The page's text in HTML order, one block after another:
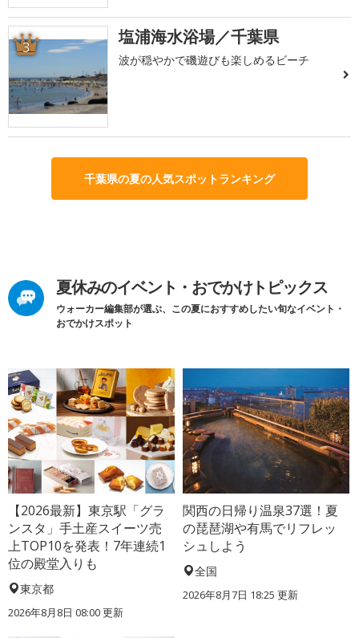
3 塩浦海水浴場／千葉県
波が穏やかで磯遊びも楽しめるビーチ
千葉県の夏の人気スポットランキング
夏休みのイベント・おでかけトピックス
ウォーカー編集部が選ぶ、この夏におすすめしたい旬なイベント・
おでかけスポット
【2026最新】東京駅「グラ
ンスタ」手土産スイーツ売
上TOP10を発表！7年連続1
位の殿堂入りも
東京都
2026年8月8日 08:00更新
関西の日帰り温泉37選！夏
の琵琶湖や有馬でリフレッ
シュしよう
全国
2026年8月7日 18:25 更新